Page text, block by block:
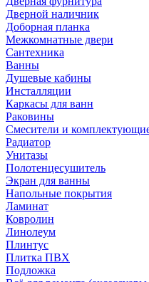
Дверной наличник
Доборная планка
Межкомнатные двери
Сантехника
Ванны
Душевые кабины
Инсталляции
Каркасы для ванн
Раковины
Смесители и
Радиатор
Унитазы
Полотенцесушитель
Экран для ванны
Напольные покрытия
Ламинат
Ковролин
Линолеум
Плинтус
Плитка ПВХ
Подложка